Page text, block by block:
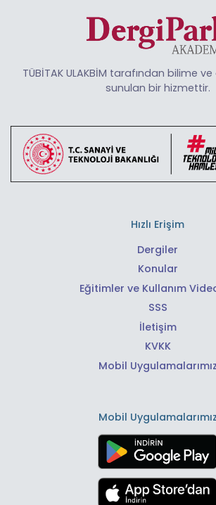
TÜBİTAK ULAKBİM tarafından bilime
sunulan bir hizmettir.
Hızlı Erişim
Dergiler
Konular
Eğitimler ve Kullanım
SSS
İletişim
KVKK
Mobil Uygulamalarımız
Mobil Uygulamalarımız